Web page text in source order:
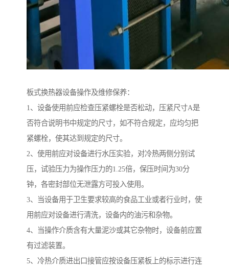
板式换热器设备操作及维修保养：
1、设备使用前应检查压紧螺栓是否松动，压紧尺寸A是
否符合说明书中规定的尺寸，如不符合规定，应均匀把
紧螺栓，使其达到规定的尺寸。
2、使用前应对设备进行水压实验，对冷热两侧分别试
压，试验压力为操作压力的1.25倍，保压时间为30分
钟，各密封部位无泄露方可投入使用。
3、当设备用于卫生要求较高的食品工业或者行业时，使
用前应对设备进行清洗，设备内的油污和杂物。
4、当操作介质含有大量泥沙或其它杂物时，设备前应置
有过滤装置。
5、冷热介质进出口接管应按设备压紧板上的标示进行连